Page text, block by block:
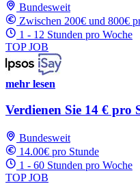
Bundesweit
Zwischen 200€ und 800€
1 - 12 Stunden pro Woche
TOP JOB
mehr lesen
Verdienen Sie 14 € pro
Bundesweit
14.00€ pro Stunde
1 - 60 Stunden pro Woche
TOP JOB